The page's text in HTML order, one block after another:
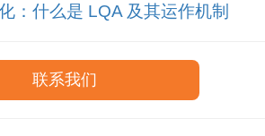
：什么是 LQA 及其运作机制
联系我们